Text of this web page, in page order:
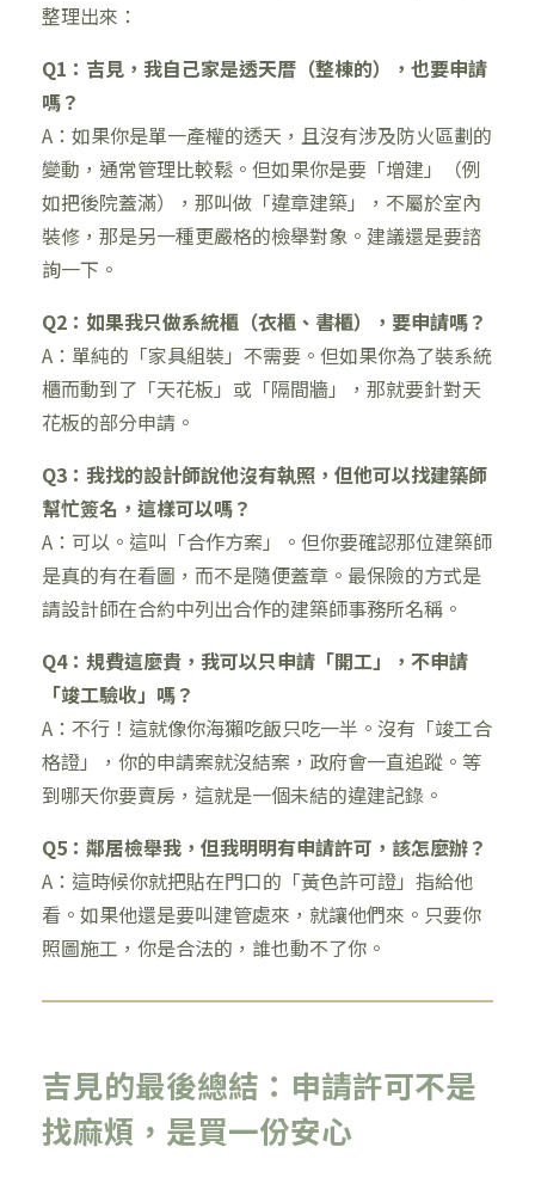
整理出來：
Q1：吉見，我自己家是透天厝（整棟的），也要申請
嗎？
A：如果你是單一產權的透天，且沒有涉及防火區劃的
變動，通常管理比較鬆。但如果你是要「增建」（例
如把後院蓋滿），那叫做「違章建築」，不屬於室內
裝修，那是另一種更嚴格的檢舉對象。建議還是要諮
詢一下。
Q2：如果我只做系統櫃（衣櫃、書櫃），要申請嗎？
A：單純的「家具組裝」不需要。但如果你為了裝系統
櫃而動到了「天花板」或「隔間牆」，那就要針對天
花板的部分申請。
Q3：我找的設計師說他沒有執照，但他可以找建築師
幫忙簽名，這樣可以嗎？
A：可以。這叫「合作方案」。但你要確認那位建築師
是真的有在看圖，而不是隨便蓋章。最保險的方式是
請設計師在合約中列出合作的建築師事務所名稱。
Q4：規費這麼貴，我可以只申請「開工」，不申請
「竣工驗收」嗎？
A：不行！這就像你海獺吃飯只吃一半。沒有「竣工合
格證」，你的申請案就沒結案，政府會一直追蹤。等
到哪天你要賣房，這就是一個未結的違建記錄。
Q5：鄰居檢舉我，但我明明有申請許可，該怎麼辦？
A：這時候你就把貼在門口的「黃色許可證」指給他
看。如果他還是要叫建管處來，就讓他們來。只要你
照圖施工，你是合法的，誰也動不了你。
吉見的最後總結：申請許可不是
找麻煩，是買一份安心